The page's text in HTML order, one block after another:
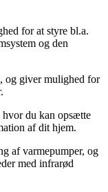
for at styre bl.a.
og den
og giver mulighed for
hvor du kan opsætte
af dit hjem.
af varmepumper, og
med infrarød